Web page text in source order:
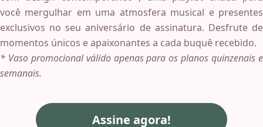
você mergulhar em uma atmosfera musical e presentes
exclusivos no seu aniversário de assinatura. Desfrute de
momentos únicos e apaixonantes a cada buquê recebido.
* Vaso promocional válido apenas para os planos quinzenais e
semanais.
Assine agora!